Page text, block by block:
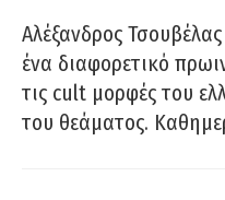
Αλέξανδρος
ένα διαφορετικό
τις cult μορφές του
του θεάματος.